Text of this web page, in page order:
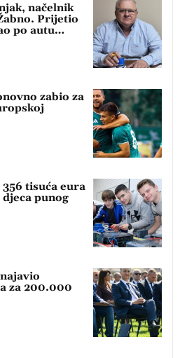
načelnik
Prijetio
po autu…
zabio za
tisuća eura
punog
za 200.000